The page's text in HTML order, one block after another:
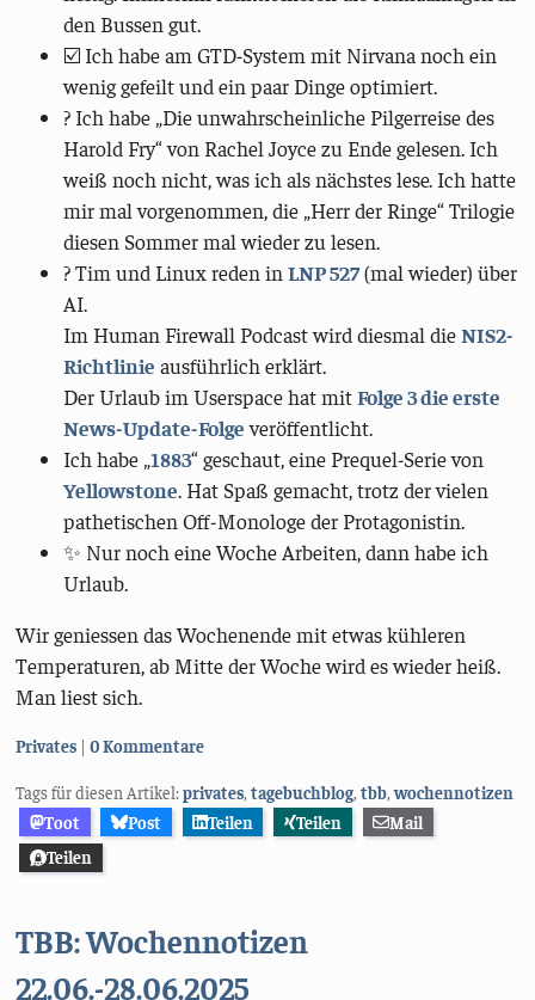
den Bussen gut.
☑️ Ich habe am GTD-System mit Nirvana noch ein
wenig gefeilt und ein paar Dinge optimiert.
? Ich habe „Die unwahrscheinliche Pilgerreise des
Harold Fry“ von Rachel Joyce zu Ende gelesen. Ich
weiß noch nicht, was ich als nächstes lese. Ich hatte
mir mal vorgenommen, die „Herr der Ringe“ Trilogie
diesen Sommer mal wieder zu lesen.
? Tim und Linux reden inLNP 527(mal wieder) über
AI.
Im Human Firewall Podcast wird diesmal dieNIS2-
Richtlinie ausführlich erklärt.
Der Urlaub im Userspace hat mitFolge 3 die erste
News-Update-Folgeveröffentlicht.
Ich habe „1883“ geschaut, eine Prequel-Serie von
Yellowstone. Hat Spaß gemacht, trotz der vielen
pathetischen Off-Monologe der Protagonistin.
✨ Nur noch eine Woche Arbeiten, dann habe ich
Urlaub.
Wir geniessen das Wochenende mit etwas kühleren
Temperaturen, ab Mitte der Woche wird es wieder heiß.
Man liest sich.
Kategorien:
Privates 0 Kommentare
Tags für diesen Artikel:privates ,tagebuchblog ,tbb ,wochennotizen
Toot
Post Teilen Teilen
Mail
Teilen
TBB: Wochennotizen
22.06.-28.06.2025